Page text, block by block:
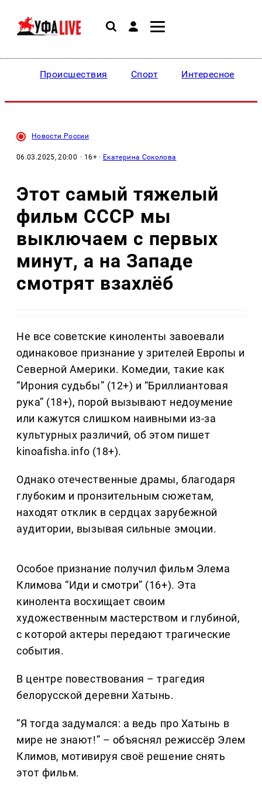
Происшествия Спорт Интересное
Новости России
06.03.2025, 20:00 · 16+ · Екатерина Соколова
Этот самый тяжелый
фильм СССР мы
выключаем с первых
минут, а на Западе
смотрят взахлёб
Не все советские киноленты завоевали
одинаковое признание у зрителей Европы и
Северной Америки. Комедии, такие как
“Ирония судьбы” (12+) и “Бриллиантовая
рука” (18+), порой вызывают недоумение
или кажутся слишком наивными из-за
культурных различий, об этом пишет
kinoafisha.info (18+).
Однако отечественные драмы, благодаря
глубоким и пронзительным сюжетам,
находят отклик в сердцах зарубежной
аудитории, вызывая сильные эмоции.
Особое признание получил фильм Элема
Климова “Иди и смотри” (16+). Эта
кинолента восхищает своим
художественным мастерством и глубиной,
с которой актеры передают трагические
события.
В центре повествования – трагедия
белорусской деревни Хатынь.
“Я тогда задумался: а ведь про Хатынь в
мире не знают!” – объяснял режиссёр Элем
Климов, мотивируя своё решение снять
этот фильм.